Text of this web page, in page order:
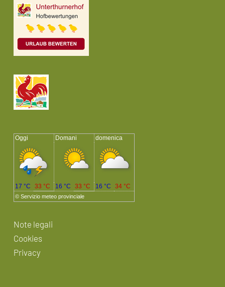
Oggi Domani domenica
© Servizio meteo provinciale
17 °C 33 °C 16 °C 33 °C 16 °C 34 °C
Note legali
Cookies
Privacy